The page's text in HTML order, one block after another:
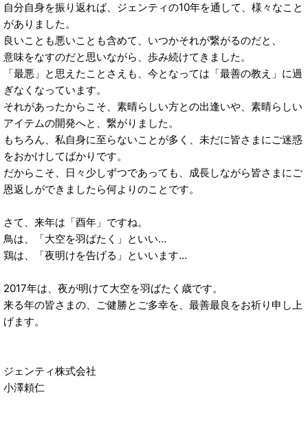
自分自身を振り返れば、ジェンティの10年を通して、様々なこと
がありました。
良いことも悪いことも含めて、いつかそれが繋がるのだと、
意味をなすのだと思いながら、歩み続けてきました。
「最悪」と思えたことさえも、今となっては「最善の教え」に過
ぎなくなっています。
それがあったからこそ、素晴らしい方との出逢いや、素晴らしい
アイテムの開発へと、繋がりました。
もちろん、私自身に至らないことが多く、未だに皆さまにご迷惑
をおかけしてばかりです。
だからこそ、日々少しずつであっても、成長しながら皆さまにご
恩返しができましたら何よりのことです。
さて、来年は「酉年」ですね。
鳥は、「大空を羽ばたく」といい…
鶏は、「夜明けを告げる」といいます…
2017年は、夜が明けて大空を羽ばたく歳です。
来る年の皆さまの、ご健勝とご多幸を、最善最良をお祈り申し上
げます。
ジェンティ株式会社
小澤頼仁